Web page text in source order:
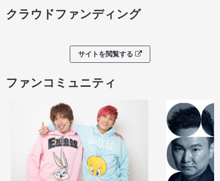
クラウドファンディング
サイトを閲覧する
ファンコミュニティ